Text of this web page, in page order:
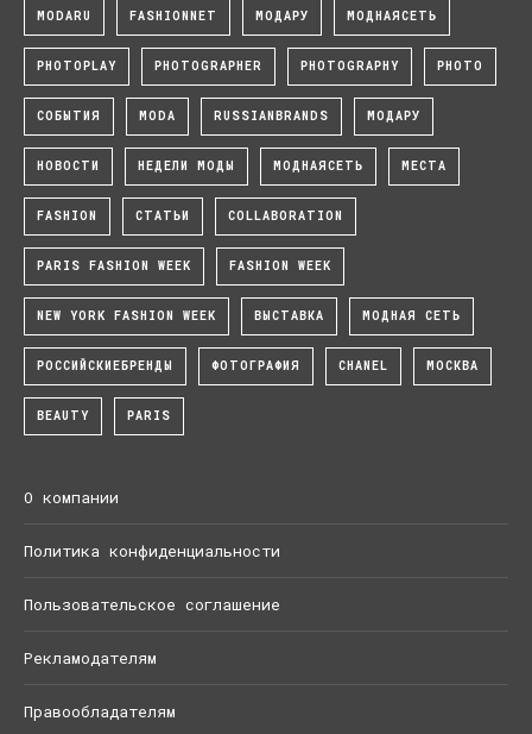
MODARU FASHIONNET МОДАРУ МОДНАЯСЕТЬ
PHOTOPLAY PHOTOGRAPHER PHOTOGRAPHY PHOTO
СОБЫТИЯ MODA RUSSIANBRANDS МОДАРУ
НОВОСТИ НЕДЕЛИ МОДЫ МОДНАЯСЕТЬ МЕСТА
FASHION СТАТЬИ COLLABORATION
PARIS FASHION WEEK FASHION WEEK
NEW YORK FASHION WEEK ВЫСТАВКА МОДНАЯ СЕТЬ
РОССИЙСКИЕБРЕНДЫ ФОТОГРАФИЯ CHANEL МОСКВА
BEAUTY PARIS
О компании
Политика конфиденциальности
Пользовательское соглашение
Рекламодателям
Правообладателям